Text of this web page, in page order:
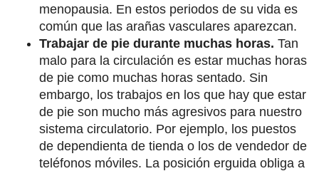
menopausia. En estos periodos de su vida es
común que las arañas vasculares aparezcan.
Trabajar de pie durante muchas horas. Tan
malo para la circulación es estar muchas horas
de pie como muchas horas sentado. Sin
embargo, los trabajos en los que hay que estar
de pie son mucho más agresivos para nuestro
sistema circulatorio. Por ejemplo, los puestos
de dependienta de tienda o los de vendedor de
teléfonos móviles. La posición erguida obliga a